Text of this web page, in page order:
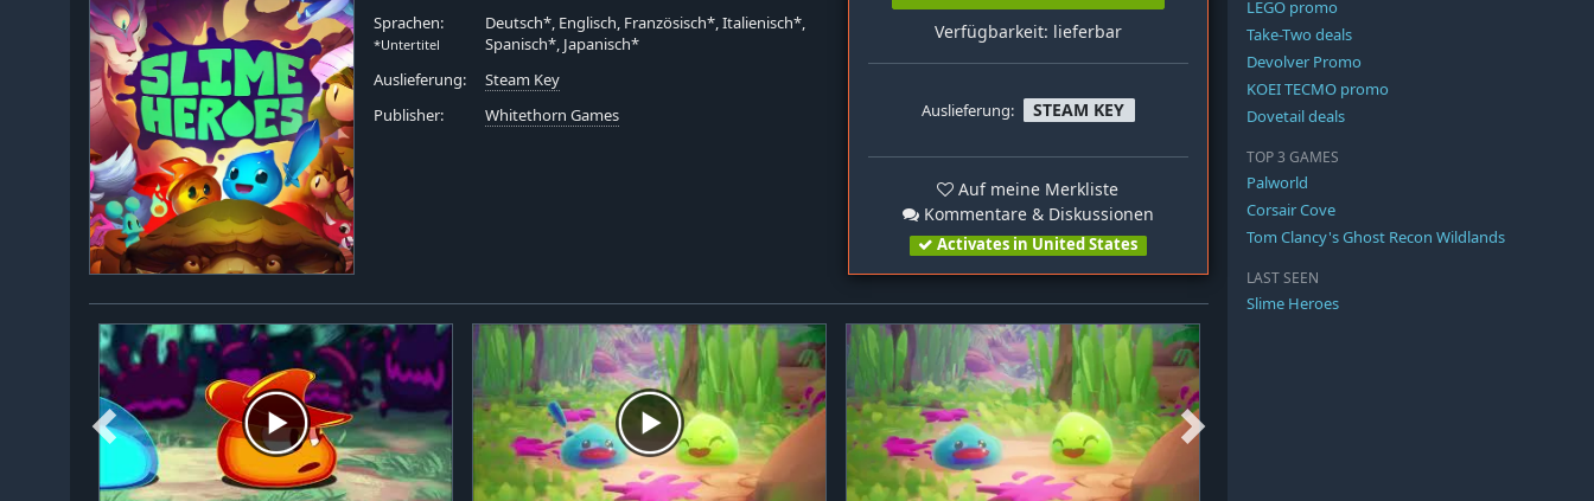
Sprachen:
*Untertitel
Deutsch*, Englisch, Französisch*, Italienisch*,
Spanisch*, Japanisch*
Auslieferung:
Steam Key
Publisher:
Whitethorn Games
Verfügbarkeit: lieferbar
Auslieferung: STEAM KEY
Auf meine Merkliste
Kommentare & Diskussionen
Activates in United States
LEGO promo
Take-Two deals
Devolver Promo
KOEI TECMO promo
Dovetail deals
TOP 3 GAMES
Palworld
Corsair Cove
Tom Clancy's Ghost Recon Wildlands
LAST SEEN
Slime Heroes